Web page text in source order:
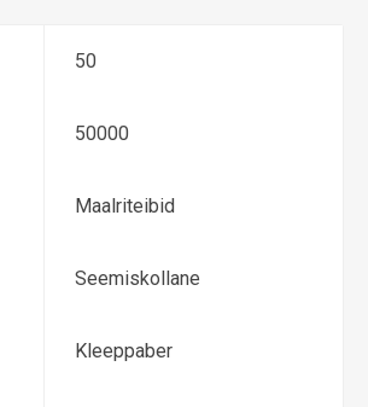
50
50000
Maalriteibid
Seemiskollane
Kleeppaber